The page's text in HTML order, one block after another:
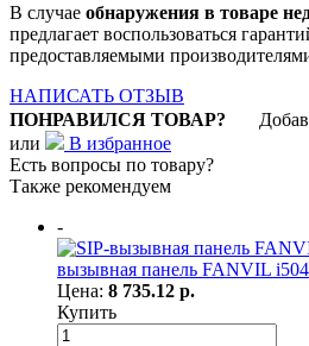
В случае обнаружения в товаре
предлагает воспользоваться
предоставляемыми
НАПИСАТЬ ОТЗЫВ
ПОНРАВИЛСЯ ТОВАР?
или
В избранное
Есть вопросы по товару?
Также рекомендуем
-
вызывная панель FANVIL i504
Цена: 8 735.12 р.
Купить